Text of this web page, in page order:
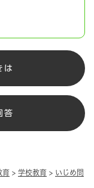
育 > 学校教育 > いじめ問
は
答